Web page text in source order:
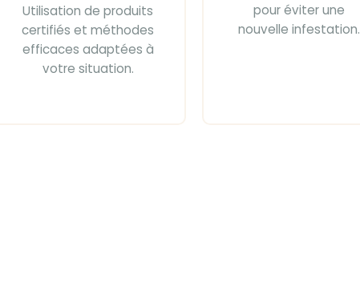
Utilisation de produits
certifiés et méthodes
efficaces adaptées à
votre situation.
pour éviter une
nouvelle infestation.